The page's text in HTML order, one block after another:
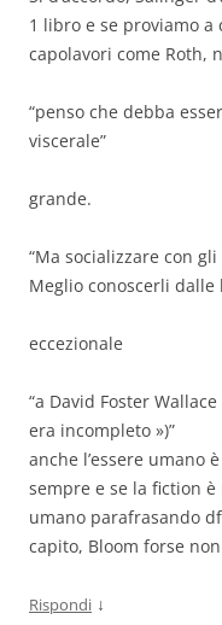
1 libro e se proviamo
capolavori come Roth,
“penso che debba
viscerale”
grande.
“Ma socializzare con
Meglio conoscerli dalle
eccezionale
“a David Foster
era incompleto »)”
anche l’essere umano
sempre e se la fiction è
umano parafrasando
capito, Bloom forse
Rispondi ↓